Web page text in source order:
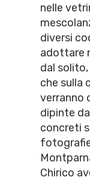
nelle
diversi
adottare
dal
che sulla
verranno
dipinte
concreti
Chirico